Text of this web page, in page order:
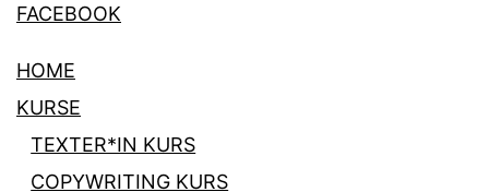
FACEBOOK
HOME
KURSE
TEXTER*IN KURS
COPYWRITING KURS